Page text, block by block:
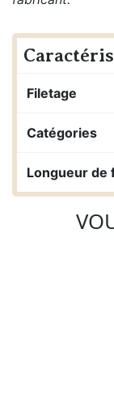
Filetage
Catégories
Longueur de